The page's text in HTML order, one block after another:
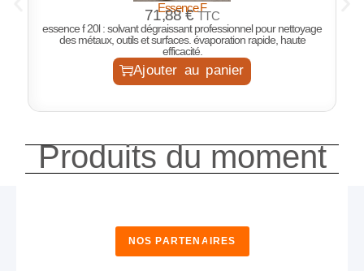
Essence F
71,88€ TTC
essence f 20l : solvant dégraissant professionnel pour nettoyage
des métaux, outils et surfaces. évaporation rapide, haute
efficacité.
Ajouter au panier
Produits du moment
NOS PARTENAIRES